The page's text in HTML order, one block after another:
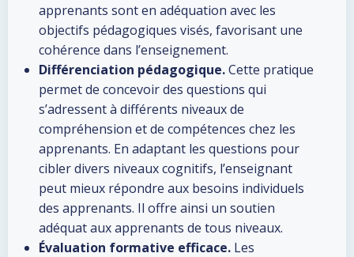
apprenants sont en adéquation avec les
objectifs pédagogiques visés, favorisant une
cohérence dans l’enseignement.
Différenciation pédagogique.Cette pratique
permet de concevoir des questions qui
s’adressent à différents niveaux de
compréhension et de compétences chez les
apprenants. En adaptant les questions pour
cibler divers niveaux cognitifs, l’enseignant
peut mieux répondre aux besoins individuels
des apprenants. Il offre ainsi un soutien
adéquat aux apprenants de tous niveaux.
Évaluation formative efficace. Les